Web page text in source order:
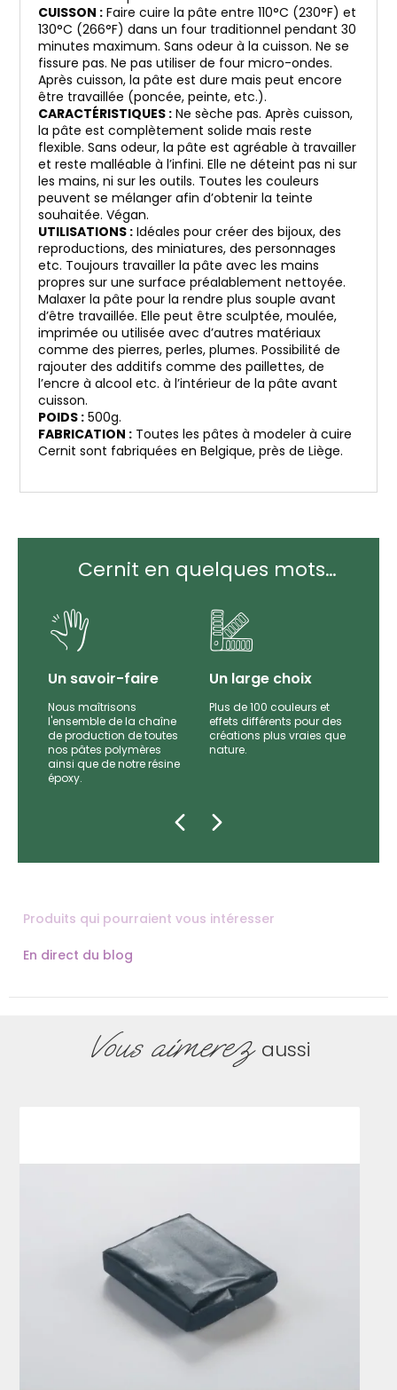
CUISSON : Faire cuire la pâte entre 110°C (230°F) et
130°C (266°F) dans un four traditionnel pendant 30
minutes maximum. Sans odeur à la cuisson. Ne se
fissure pas. Ne pas utiliser de four micro-ondes.
Après cuisson, la pâte est dure mais peut encore
être travaillée (poncée, peinte, etc.).
CARACTÉRISTIQUES : Ne sèche pas. Après cuisson,
la pâte est complètement solide mais reste
flexible. Sans odeur, la pâte est agréable à travailler
et reste malléable à l’infini. Elle ne déteint pas ni sur
les mains, ni sur les outils. Toutes les couleurs
peuvent se mélanger afin d’obtenir la teinte
souhaitée. Végan.
UTILISATIONS : Idéales pour créer des bijoux, des
reproductions, des miniatures, des personnages
etc. Toujours travailler la pâte avec les mains
propres sur une surface préalablement nettoyée.
Malaxer la pâte pour la rendre plus souple avant
d’être travaillée. Elle peut être sculptée, moulée,
imprimée ou utilisée avec d’autres matériaux
comme des pierres, perles, plumes. Possibilité de
rajouter des additifs comme des paillettes, de
l’encre à alcool etc. à l’intérieur de la pâte avant
cuisson.
POIDS : 500g.
FABRICATION : Toutes les pâtes à modeler à cuire
Cernit sont fabriquées en Belgique, près de Liège.
Cernit en quelques mots…
Un savoir-faire
Nous maîtrisons
l'ensemble de la chaîne
de production de toutes
nos pâtes polymères
ainsi que de notre résine
époxy.
Un large choix
Plus de 100 couleurs et
effets différents pour des
créations plus vraies que
nature.
Produits qui pourraient vous intéresser
En direct du blog
Vous aimerezaussi